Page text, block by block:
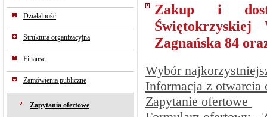
Działalność
Struktura organizacyjna
Finanse
Zamówienia publiczne
Zapytania ofertowe
Zakup i
Zagnańska 84
Wybór
Informacja z otwarcia
Zapytanie ofertowe